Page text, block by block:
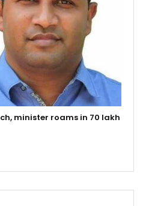
minister roams in 70 lakh